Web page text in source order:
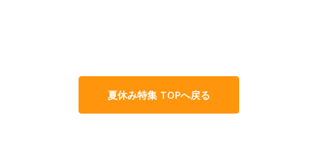
夏休み特集 TOPへ戻る